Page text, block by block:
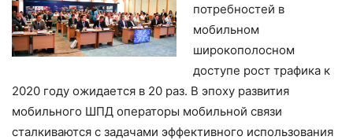
потребностей в
мобильном
широкополосном
доступе рост трафика к
2020 году ожидается в 20 раз. В эпоху развития
мобильного ШПД операторы мобильной связи
сталкиваются с задачами эффективного использования